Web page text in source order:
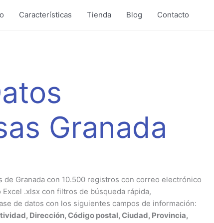
Características Tienda Blog Contacto
Granada
de Granada con 10.500 registros con correo electrónico
.xlsx con filtros de búsqueda rápida,
de datos con los siguientes campos de información:
Dirección, Código postal, Ciudad, Provincia,